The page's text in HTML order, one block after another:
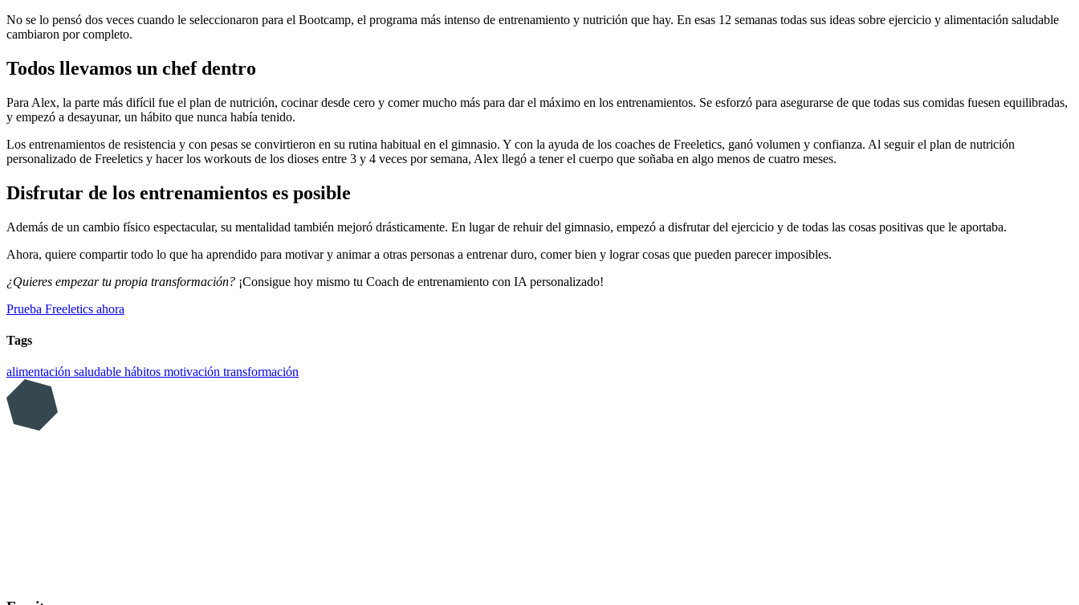
No se lo pensó dos veces cuando le seleccionaron para el Bootcamp, el programa más intenso de entrenamiento y nutrición que hay. En esas 12 semanas todas sus ideas sobre ejercicio y alimentación saludable
cambiaron por completo.
Todos llevamos un chef dentro
Para Alex, la parte más difícil fue el plan de nutrición, cocinar desde cero y comer mucho más para dar el máximo en los entrenamientos. Se esforzó para asegurarse de que todas sus comidas fuesen equilibradas,
y empezó a desayunar, un hábito que nunca había tenido.
Los entrenamientos de resistencia y con pesas se convirtieron en su rutina habitual en el gimnasio. Y con la ayuda de los coaches de Freeletics, ganó volumen y confianza. Al seguir el plan de nutrición
personalizado de Freeletics y hacer los workouts de los dioses entre 3 y 4 veces por semana, Alex llegó a tener el cuerpo que soñaba en algo menos de cuatro meses.
Disfrutar de los entrenamientos es posible
Además de un cambio físico espectacular, su mentalidad también mejoró drásticamente. En lugar de rehuir del gimnasio, empezó a disfrutar del ejercicio y de todas las cosas positivas que le aportaba.
Ahora, quiere compartir todo lo que ha aprendido para motivar y animar a otras personas a entrenar duro, comer bien y lograr cosas que pueden parecer imposibles.
¿Quieres empezar tu propia transformación? ¡Consigue hoy mismo tu Coach de entrenamiento con IA personalizado!
Prueba Freeletics ahora
Tags
alimentación saludable hábitos motivación transformación